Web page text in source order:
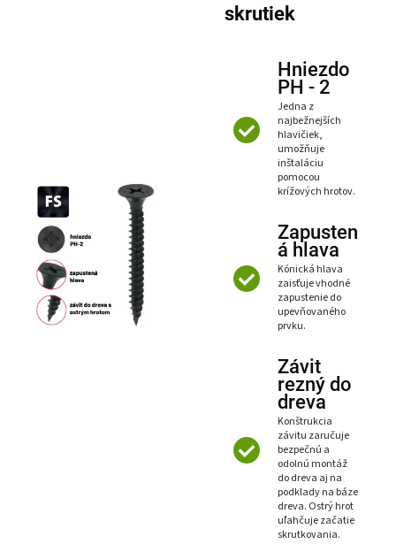
skrutiek
Hniezdo
PH - 2
Jedna z
najbežnejších
hlavičiek,
umožňuje
inštaláciu
pomocou
krížových hrotov.
Zapusten
á hlava
Kónická hlava
zaisťuje vhodné
zapustenie do
upevňovaného
prvku.
Závit
rezný do
dreva
Konštrukcia
závitu zaručuje
bezpečnú a
odolnú montáž
do dreva aj na
podklady na báze
dreva. Ostrý hrot
uľahčuje začatie
skrutkovania.